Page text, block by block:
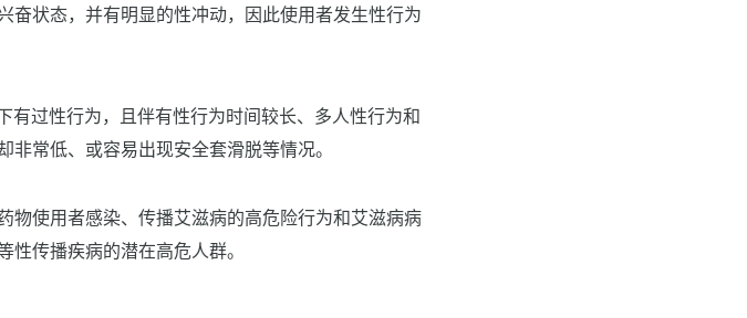
状态，并有明显的性冲动，因此使用者发生性行为
过性行为，且伴有性行为时间较长、多人性行为和
常低、或容易出现安全套滑脱等情况。
物使用者感染、传播艾滋病的高危险行为和艾滋病病
传播疾病的潜在高危人群。